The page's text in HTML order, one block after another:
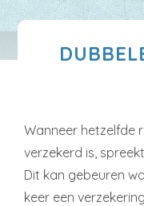
Wanneer hetzelfde
verzekerd is,
Dit kan gebeuren
keer een